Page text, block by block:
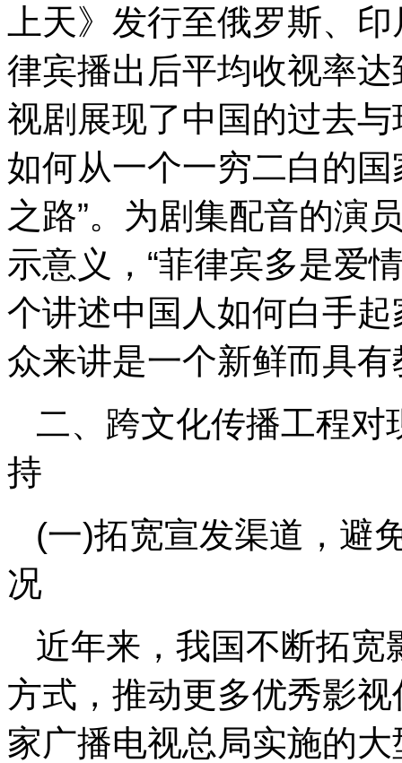
上天》发行至俄罗斯、
律宾播出后平均收视率
视剧展现了中国的过去
如何从一个一穷二白的
之路”。为剧集配音的演
示意义，“菲律宾多是爱
个讲述中国人如何白手
众来讲是一个新鲜而具
二、跨文化传播工程对
持
(一)拓宽宣发渠道，避
况
近年来，我国不断拓宽
方式，推动更多优秀影
家广播电视总局实施的